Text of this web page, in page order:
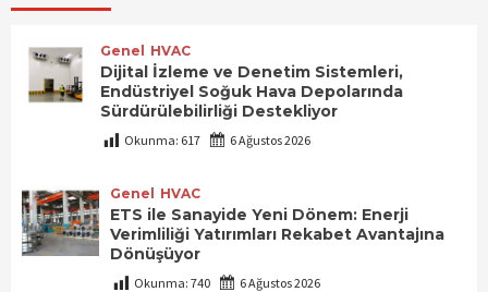
Genel HVAC
Dijital İzleme ve Denetim Sistemleri,
Endüstriyel Soğuk Hava Depolarında
Sürdürülebilirliği Destekliyor
Okunma: 617 6 Ağustos 2026
Genel HVAC
ETS ile Sanayide Yeni Dönem: Enerji
Verimliliği Yatırımları Rekabet Avantajına
Dönüşüyor
Okunma: 740 6 Ağustos 2026